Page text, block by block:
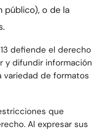
público), o de la
defiende el derecho
y difundir información
variedad de formatos
que
Al expresar sus